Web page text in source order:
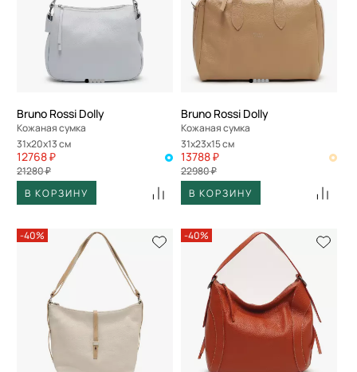
Bruno Rossi Dolly
Кожаная сумка
31x20x13 см
12768 ₽
21280 ₽
В КОРЗИНУ
Bruno Rossi Dolly
Кожаная сумка
31x23x15 см
13788 ₽
22980 ₽
В КОРЗИНУ
-40% -40%